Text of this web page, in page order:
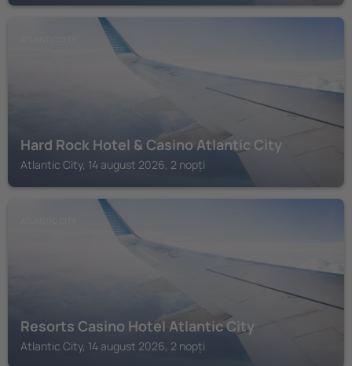
Hard Rock Hotel & Casino Atlantic City
Atlantic City, 14 august 2026, 2 nopți
Resorts Casino Hotel Atlantic City
Atlantic City, 14 august 2026, 2 nopți